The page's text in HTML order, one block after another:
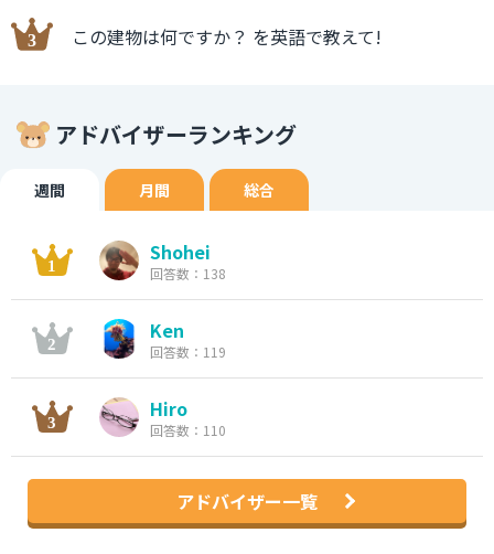
この建物は何ですか？ を英語で教えて!
アドバイザーランキング
週間 月間 総合
Shohei
回答数：138
Ken
回答数：119
Hiro
回答数：110
アドバイザー一覧